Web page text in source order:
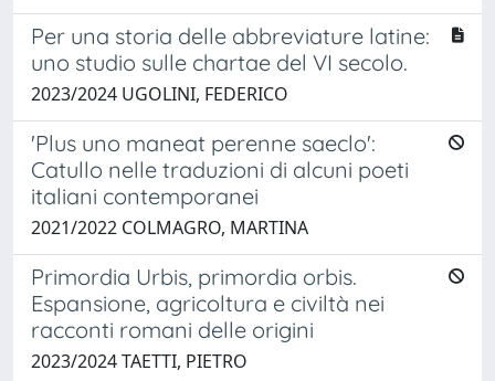
Per una storia delle abbreviature latine:
uno studio sulle chartae del VI secolo.
2023/2024 UGOLINI, FEDERICO
'Plus uno maneat perenne saeclo':
Catullo nelle traduzioni di alcuni poeti
italiani contemporanei
2021/2022 COLMAGRO, MARTINA
Primordia Urbis, primordia orbis.
Espansione, agricoltura e civiltà nei
racconti romani delle origini
2023/2024 TAETTI, PIETRO